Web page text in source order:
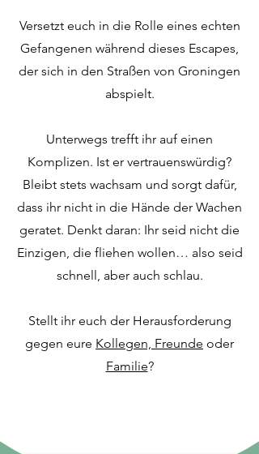
Versetzt euch in die Rolle eines echten
Gefangenen während dieses Escapes,
der sich in den Straßen von Groningen
abspielt.
Unterwegs trefft ihr auf einen
Komplizen. Ist er vertrauenswürdig?
Bleibt stets wachsam und sorgt dafür,
dass ihr nicht in die Hände der Wachen
geratet. Denkt daran: Ihr seid nicht die
Einzigen, die fliehen wollen… also seid
schnell, aber auch schlau.
Stellt ihr euch der Herausforderung
gegen eure Kollegen, Freunde oder
Familie?